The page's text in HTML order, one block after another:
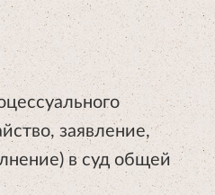
заявление,
в суд общей